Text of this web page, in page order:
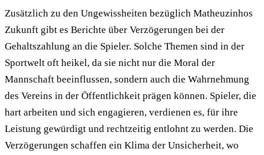
Zusätzlich zu den Ungewissheiten bezüglich Matheuzinhos
Zukunft gibt es Berichte über Verzögerungen bei der
Gehaltszahlung an die Spieler. Solche Themen sind in der
Sportwelt oft heikel, da sie nicht nur die Moral der
Mannschaft beeinflussen, sondern auch die Wahrnehmung
des Vereins in der Öffentlichkeit prägen können. Spieler, die
hart arbeiten und sich engagieren, verdienen es, für ihre
Leistung gewürdigt und rechtzeitig entlohnt zu werden. Die
Verzögerungen schaffen ein Klima der Unsicherheit, wo